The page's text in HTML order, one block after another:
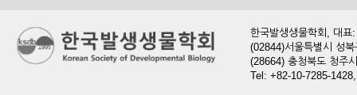
한국발생생물학회, 대
(02844)서울특별시 성
(28664) 충청북도 청주
Tel: +82-10-7285-